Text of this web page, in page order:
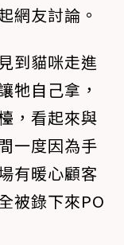
網友討論。
到貓咪走進
牠自己拿，
，看起來與
一度因為手
有暖心顧客
被錄下來PO